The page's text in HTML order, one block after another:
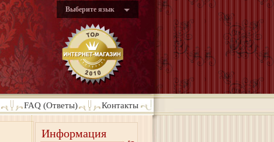
Выберите язык
FAQ (Ответы) Контакты
Информация